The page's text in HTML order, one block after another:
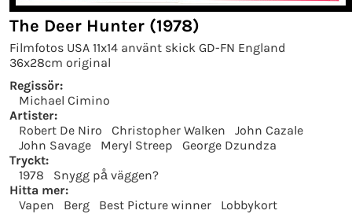
The Deer Hunter (1978)
Filmfotos USA 11x14 använt skick GD-FN England
36x28cm original
Regissör:
Michael Cimino
Artister:
Robert De Niro
Christopher Walken
John Cazale
John Savage
Meryl Streep
George Dzundza
Tryckt:
1978
Snygg på väggen?
Hitta mer:
Vapen
Berg Best Picture winner Lobbykort